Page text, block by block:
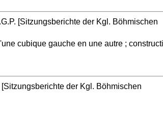
[Sitzungsberichte der Kgl. Böhmischen
cubique gauche en une autre ;
[Sitzungsberichte der Kgl. Böhmischen